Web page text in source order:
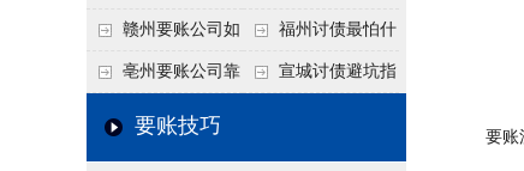
句反问话术，直接把
他后路堵死
26年合法追债经验总
结！
吗？如何合法讨债才
不沾风险？
还？
赣州要账公司如
何有效讨债？合法追
债四步秘籍
福州讨债最怕什
么？2026年这两个关
亳州要账公司靠
谱吗？合法讨债四步
宣城讨债避坑指
要账技巧 要账